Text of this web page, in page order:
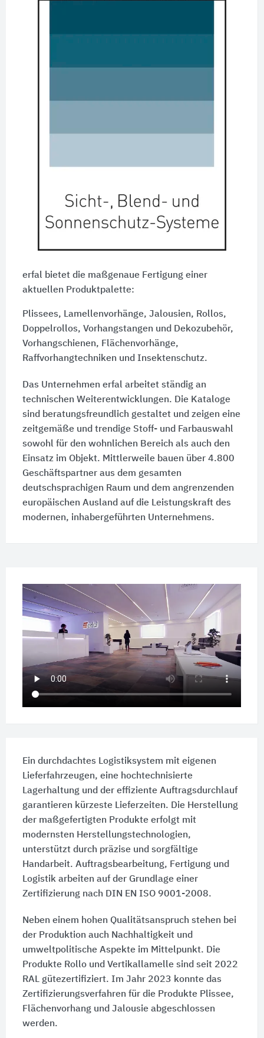
erfal bietet die maßgenaue Fertigung einer
aktuellen Produktpalette:
Plissees, Lamellenvorhänge, Jalousien, Rollos,
Doppelrollos, Vorhangstangen und Dekozubehör,
Vorhangschienen, Flächenvorhänge,
Raffvorhangtechniken und Insektenschutz.
Das Unternehmen erfal arbeitet ständig an
technischen Weiterentwicklungen. Die Kataloge
sind beratungsfreundlich gestaltet und zeigen eine
zeitgemäße und trendige Stoff- und Farbauswahl
sowohl für den wohnlichen Bereich als auch den
Einsatz im Objekt. Mittlerweile bauen über 4.800
Geschäftspartner aus dem gesamten
deutschsprachigen Raum und dem angrenzenden
europäischen Ausland auf die Leistungskraft des
modernen, inhabergeführten Unternehmens.
Ein durchdachtes Logistiksystem mit eigenen
Lieferfahrzeugen, eine hochtechnisierte
Lagerhaltung und der effiziente Auftragsdurchlauf
garantieren kürzeste Lieferzeiten. Die Herstellung
der maßgefertigten Produkte erfolgt mit
modernsten Herstellungstechnologien,
unterstützt durch präzise und sorgfältige
Handarbeit. Auftragsbearbeitung, Fertigung und
Logistik arbeiten auf der Grundlage einer
Zertifizierung nach DIN EN ISO 9001-2008.
Neben einem hohen Qualitätsanspruch stehen bei
der Produktion auch Nachhaltigkeit und
umweltpolitische Aspekte im Mittelpunkt. Die
Produkte Rollo und Vertikallamelle sind seit 2022
RAL gütezertifiziert. Im Jahr 2023 konnte das
Zertifizierungsverfahren für die Produkte Plissee,
Flächenvorhang und Jalousie abgeschlossen
werden.